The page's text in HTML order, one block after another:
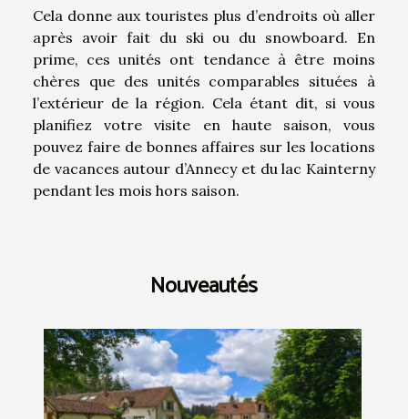
Cela donne aux touristes plus d’endroits où aller
après avoir fait du ski ou du snowboard. En
prime, ces unités ont tendance à être moins
chères que des unités comparables situées à
l’extérieur de la région. Cela étant dit, si vous
planifiez votre visite en haute saison, vous
pouvez faire de bonnes affaires sur les locations
de vacances autour d’Annecy et du lac Kainterny
pendant les mois hors saison.
Nouveautés